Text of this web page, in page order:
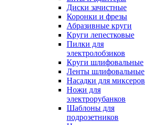
Диски зачистные
Коронки и фрезы
Абразивные круги
Круги лепестковые
Пилки для
электролобзиков
Круги шлифовальные
Ленты шлифовальные
Насадки для миксеров
Ножи для
электрорубанков
Шаблоны для
подрозетников